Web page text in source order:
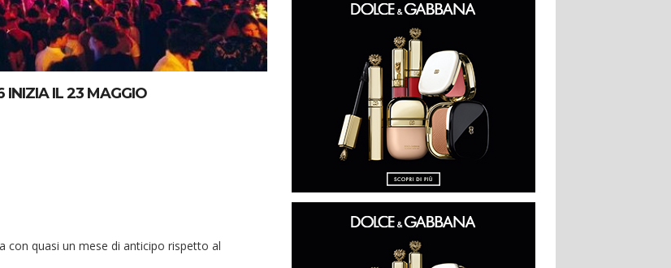
INIZIA IL 23 MAGGIO
con quasi un mese di anticipo rispetto al